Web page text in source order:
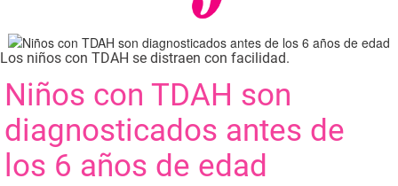
Los niños con TDAH se distraen con facilidad.
Niños con TDAH son
diagnosticados antes de
los 6 años de edad